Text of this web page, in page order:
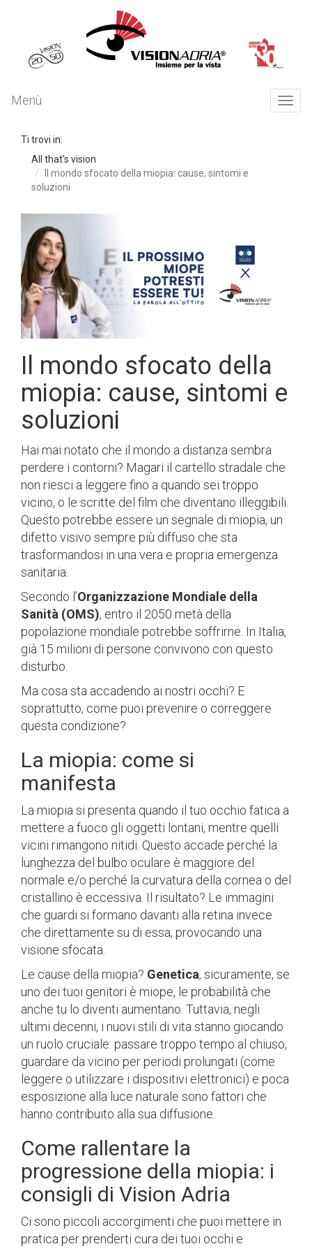
Menù
Ti trovi in:
All that's vision
Il mondo sfocato della miopia: cause, sintomi e
soluzioni
Il mondo sfocato della
miopia: cause, sintomi e
soluzioni
Hai mai notato che il mondo a distanza sembra
perdere i contorni? Magari il cartello stradale che
non riesci a leggere fino a quando sei troppo
vicino, o le scritte del film che diventano illeggibili.
Questo potrebbe essere un segnale di miopia, un
difetto visivo sempre più diffuso che sta
trasformandosi in una vera e propria emergenza
sanitaria.
Secondo l’Organizzazione Mondiale della
Sanità (OMS), entro il 2050 metà della
popolazione mondiale potrebbe soffrirne. In Italia,
già 15 milioni di persone convivono con questo
disturbo.
Ma cosa sta accadendo ai nostri occhi? E
soprattutto, come puoi prevenire o correggere
questa condizione?
La miopia: come si
manifesta
La miopia si presenta quando il tuo occhio fatica a
mettere a fuoco gli oggetti lontani, mentre quelli
vicini rimangono nitidi. Questo accade perché la
lunghezza del bulbo oculare è maggiore del
normale e/o perché la curvatura della cornea o del
cristallino è eccessiva. Il risultato? Le immagini
che guardi si formano davanti alla retina invece
che direttamente su di essa, provocando una
visione sfocata.
Le cause della miopia? Genetica, sicuramente, se
uno dei tuoi genitori è miope, le probabilità che
anche tu lo diventi aumentano. Tuttavia, negli
ultimi decenni, i nuovi stili di vita stanno giocando
un ruolo cruciale: passare troppo tempo al chiuso,
guardare da vicino per periodi prolungati (come
leggere o utilizzare i dispositivi elettronici) e poca
esposizione alla luce naturale sono fattori che
hanno contribuito alla sua diffusione.
Come rallentare la
progressione della miopia: i
consigli di Vision Adria
Ci sono piccoli accorgimenti che puoi mettere in
pratica per prenderti cura dei tuoi occhi e